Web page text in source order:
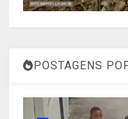
POSTAGENS